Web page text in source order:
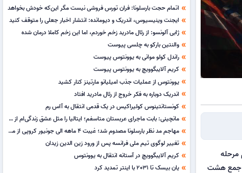
سوم مرحله
جمع هشت
double_arrow اتمام حجت بارسلونا: فران تورس فروشی نیست مگر این‌که خودش بخواهد
double_arrow ایجنت وینیسیوس، اندریک و دیومانده: انتشار اخبار جعلی را متوقف کنید
double_arrow ژابی آلونسو: از رئال مادرید زخم خوردم، اما این زخم کاملا درمان شده
double_arrow والنتین بارکو به چلسی پیوست
double_arrow راندل کولو موانی به یوونتوس پیوست
double_arrow کریم آلایبگوویچ به یوونتوس پیوست
double_arrow یوونتوس از عملیات جذب امیلیانو مارتینز کنار کشید
double_arrow اندریک دوباره به فکر خروج از رئال مادرید افتاد
double_arrow کونستانتینوس کولیراکیس در یک قدمی انتقال به آاس رم
double_arrow مانچینی: بابت ماجرای عربستان متاسفم؛ ایتالیا را مثل عشق زندگی‌ام از دست دادم
double_arrow مهاجم مد نظر بارسلونا مصدوم شد؛ غیبت 4 ماهه الی جونیور کروپی از میادین
double_arrow تغییر لوگوی تیم ملی فرانسه پس از ورود زین الدین زیدان
double_arrow کریم آلایبگوویچ در آستانه انتقال به یوونتوس
double_arrow یان بیسک تا 2031 با اینتر تمدید کرد